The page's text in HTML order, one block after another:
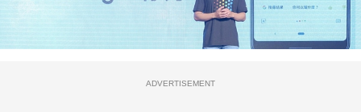
ADVERTISEMENT